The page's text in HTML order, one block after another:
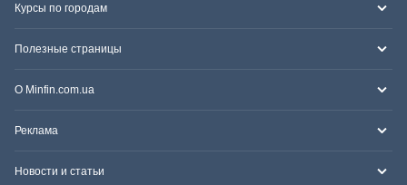
Курсы по городам
Полезные страницы
О Minfin.com.ua
Реклама
Новости и статьи